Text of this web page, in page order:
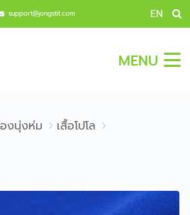
support@jongstit.com EN
MENU
องนุ่งห่ม เสื้อโปโล